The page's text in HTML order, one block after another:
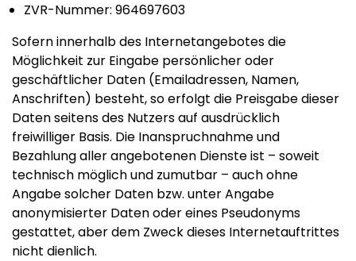
ZVR-Nummer: 964697603
Sofern innerhalb des Internetangebotes die
Möglichkeit zur Eingabe persönlicher oder
geschäftlicher Daten (Emailadressen, Namen,
Anschriften) besteht, so erfolgt die Preisgabe dieser
Daten seitens des Nutzers auf ausdrücklich
freiwilliger Basis. Die Inanspruchnahme und
Bezahlung aller angebotenen Dienste ist – soweit
technisch möglich und zumutbar – auch ohne
Angabe solcher Daten bzw. unter Angabe
anonymisierter Daten oder eines Pseudonyms
gestattet, aber dem Zweck dieses Internetauftrittes
nicht dienlich.